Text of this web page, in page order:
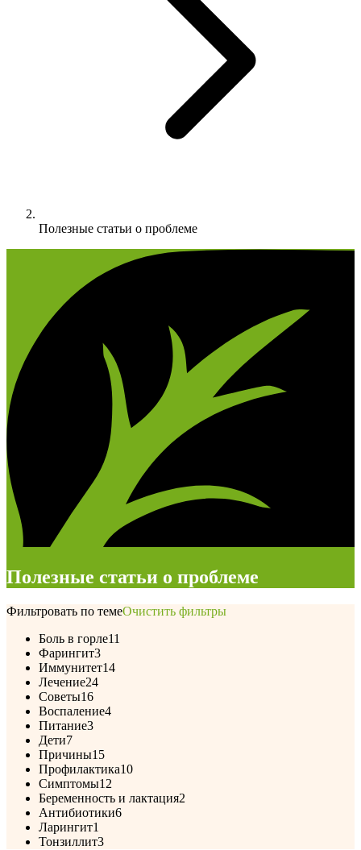
Полезные статьи о проблеме
Полезные статьи о проблеме
Фильтровать по темеОчистить фильтры
Боль в горле11
Фарингит3
Иммунитет14
Лечение24
Советы16
Воспаление4
Питание3
Дети7
Причины15
Профилактика10
Симптомы12
Беременность и лактация2
Антибиотики6
Ларингит1
Тонзиллит3